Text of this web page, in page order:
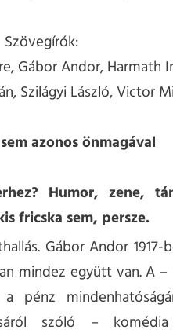
Szövegírók:
Gábor Andor, Harmath
Szilágyi László, Victor
azonos önmagával
Humor, zene,
fricska sem, persze.
Gábor Andor
mindez együtt van. A –
pénz
szóló –